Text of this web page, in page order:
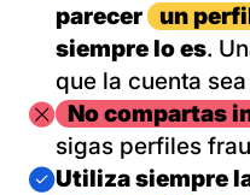
parecer
un
siempre lo es.
que la cuenta
ImagenNo compartas
sigas perfiles
Imagen
Utiliza siempre